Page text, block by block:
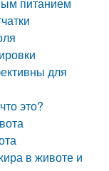
для
это?
в животе и